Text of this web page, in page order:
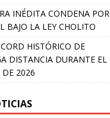
INÉDITA CONDENA POR
BAJO LA LEY CHOLITO
HISTÓRICO DE
DISTANCIA DURANTE EL
DE 2026